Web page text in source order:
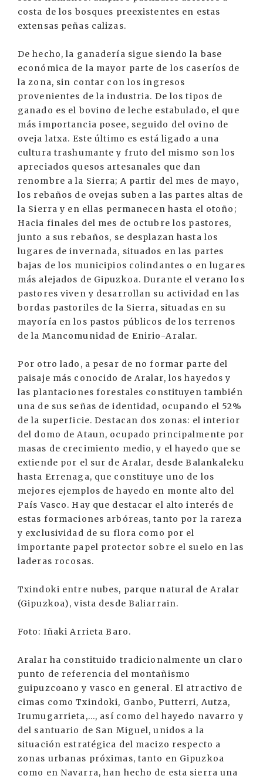
costa de los bosques preexistentes en estas
extensas peñas calizas.
De hecho, la ganadería sigue siendo la base
económica de la mayor parte de los caseríos de
la zona, sin contar con los ingresos
provenientes de la industria. De los tipos de
ganado es el bovino de leche estabulado, el que
más importancia posee, seguido del ovino de
oveja latxa. Este último es está ligado a una
cultura trashumante y fruto del mismo son los
apreciados quesos artesanales que dan
renombre a la Sierra; A partir del mes de mayo,
los rebaños de ovejas suben a las partes altas de
la Sierra y en ellas permanecen hasta el otoño;
Hacia finales del mes de octubre los pastores,
junto a sus rebaños, se desplazan hasta los
lugares de invernada, situados en las partes
bajas de los municipios colindantes o en lugares
más alejados de Gipuzkoa. Durante el verano los
pastores viven y desarrollan su actividad en las
bordas pastoriles de la Sierra, situadas en su
mayoría en los pastos públicos de los terrenos
de la Mancomunidad de Enirio-Aralar.
Por otro lado, a pesar de no formar parte del
paisaje más conocido de Aralar, los hayedos y
las plantaciones forestales constituyen también
una de sus señas de identidad, ocupando el 52%
de la superficie. Destacan dos zonas: el interior
del domo de Ataun, ocupado principalmente por
masas de crecimiento medio, y el hayedo que se
extiende por el sur de Aralar, desde Balankaleku
hasta Errenaga, que constituye uno de los
mejores ejemplos de hayedo en monte alto del
País Vasco. Hay que destacar el alto interés de
estas formaciones arbóreas, tanto por la rareza
y exclusividad de su flora como por el
importante papel protector sobre el suelo en las
laderas rocosas.
Txindoki entre nubes, parque natural de Aralar
(Gipuzkoa), vista desde Baliarrain.
Foto: Iñaki Arrieta Baro.
Aralar ha constituido tradicionalmente un claro
punto de referencia del montañismo
guipuzcoano y vasco en general. El atractivo de
cimas como Txindoki, Ganbo, Putterri, Autza,
Irumugarrieta,..., así como del hayedo navarro y
del santuario de San Miguel, unidos a la
situación estratégica del macizo respecto a
zonas urbanas próximas, tanto en Gipuzkoa
como en Navarra, han hecho de esta sierra una